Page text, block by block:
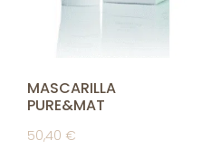
MASCARILLA
PURE&MAT
50,40 €